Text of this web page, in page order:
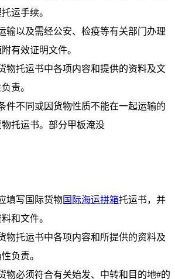
运手续。
输以及需经公安、检疫等有关部门办理
有效证明文件。
物托运书中各项内容和提供的资料及文
责。
件不同或因货物性质不能在一起运输的
托运书。部分甲板淹没
填写国际货物国际海运拼箱托运书，并
和文件。
物托运书中各项内容和所提供的资料及
负责。
物必须符合有关始发、中转和目的地#的